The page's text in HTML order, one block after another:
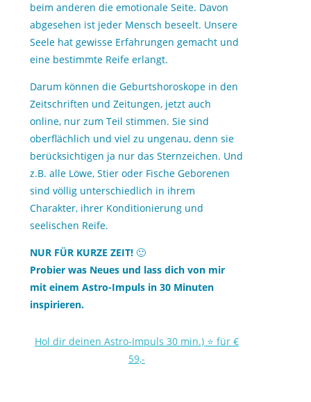
beim anderen die emotionale Seite. Davon
abgesehen ist jeder Mensch beseelt. Unsere
Seele hat gewisse Erfahrungen gemacht und
eine bestimmte Reife erlangt.
Darum können die Geburtshoroskope in den
Zeitschriften und Zeitungen, jetzt auch
online, nur zum Teil stimmen. Sie sind
oberflächlich und viel zu ungenau, denn sie
berücksichtigen ja nur das Sternzeichen. Und
z.B. alle Löwe, Stier oder Fische Geborenen
sind völlig unterschiedlich in ihrem
Charakter, ihrer Konditionierung und
seelischen Reife.
NUR FÜR KURZE ZEIT!🙂
Probier was Neues und lass dich von mir
mit einem Astro-Impuls in 30 Minuten
inspirieren.
Hol dir deinen Astro-Impuls 30 min.) ⭐ für €
59,-